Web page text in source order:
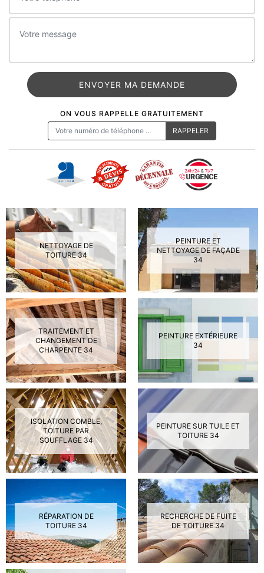
ON VOUS RAPPELLE GRATUITEMENT
NETTOYAGE DE
TOITURE 34
PEINTURE ET
NETTOYAGE DE FAÇADE
34
TRAITEMENT ET
CHANGEMENT DE
CHARPENTE 34
PEINTURE EXTÉRIEURE
34
ISOLATION COMBLE,
TOITURE PAR
SOUFFLAGE 34
PEINTURE SUR TUILE ET
TOITURE 34
RÉPARATION DE
TOITURE 34
RECHERCHE DE FUITE
DE TOITURE 34